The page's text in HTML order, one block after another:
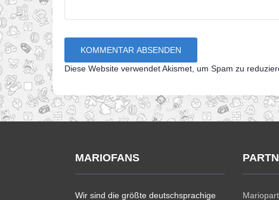
Diese Website verwendet Akismet, um Spam zu
MARIOFANS
Wir sind die größte deutschsprachige